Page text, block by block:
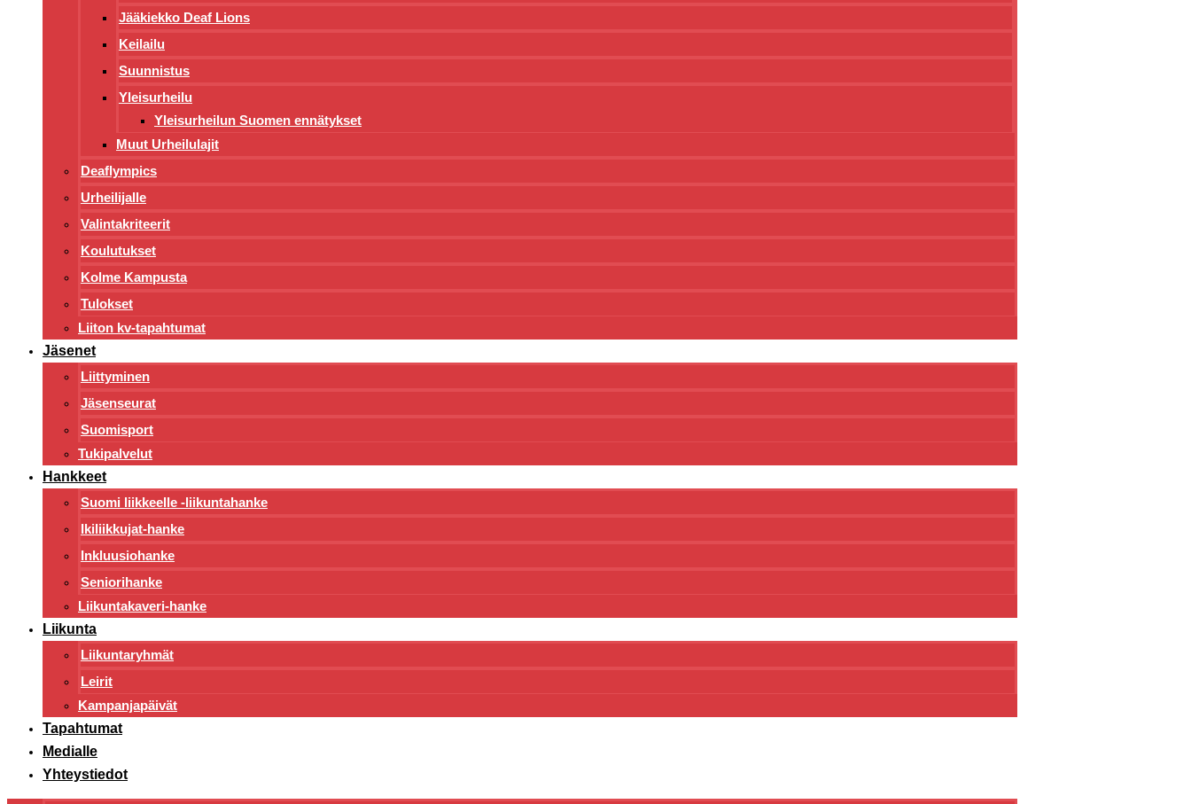
Jääkiekko Deaf Lions
Keilailu
Suunnistus
Yleisurheilu
Yleisurheilun Suomen ennätykset
Muut Urheilulajit
Deaflympics
Urheilijalle
Valintakriteerit
Koulutukset
Kolme Kampusta
Tulokset
Liiton kv-tapahtumat
Jäsenet
Liittyminen
Jäsenseurat
Suomisport
Tukipalvelut
Hankkeet
Suomi liikkeelle -liikuntahanke
Ikiliikkujat-hanke
Inkluusiohanke
Seniorihanke
Liikuntakaveri-hanke
Liikunta
Liikuntaryhmät
Leirit
Kampanjapäivät
Tapahtumat
Medialle
Yhteystiedot